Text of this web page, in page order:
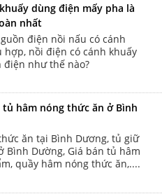
dùng điện mấy pha là
nhất
điện nồi nấu có cánh
hợp, nồi điện có cánh khuấy
điện như thế nào?
tủ hâm nóng thức ăn ở Bình
ăn tại Bình Dương, tủ giữ
Bình Dường, Giá bán tủ hâm
quầy hâm nóng thức ăn,....